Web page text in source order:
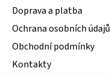
Doprava a platba
Ochrana osobních údajů
Obchodní podmínky
Kontakty